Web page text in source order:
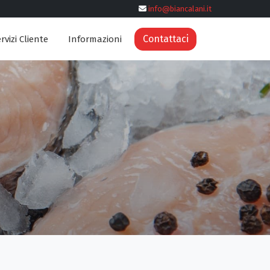
info@biancalani.it
Cliente Informazioni Contattaci